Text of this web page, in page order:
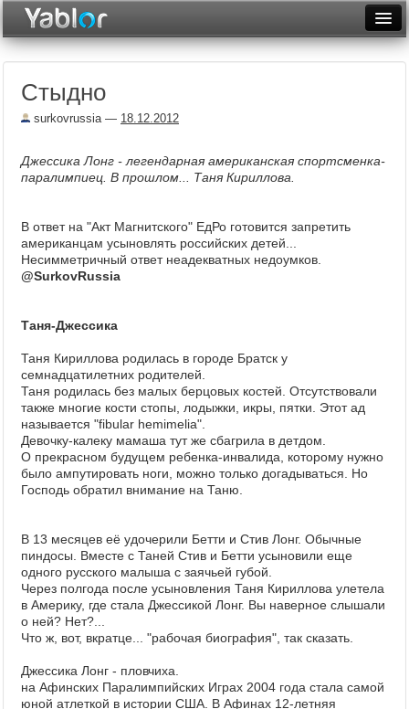
Рейтинги
Фототоп
Стыдно
surkovrussia— 18.12.2012
Джессика Лонг - легендарная американская спортсменка-
парaлимпиец. В прошлом... Таня Кириллова.
В ответ на "Акт Магнитского" ЕдРо готовится запретить
американцам усыновлять российских детей...
Несимметричный ответ неадекватных недоумков.
@SurkovRussia
Таня-Джессика
Таня Кириллова родилась в городе Братск у
семнадцатилетних родителей.
Таня родилась без малых берцовых костей. Отсутствовали
также многие кости стопы, лодыжки, икры, пятки. Этот ад
называется "fibular hemimelia".
Девочку-калеку мамаша тут же сбагрила в детдом.
О прекрасном будущем ребенка-инвалида, которому нужно
было ампутировать ноги, можно только догадываться. Но
Господь обратил внимание на Таню.
В 13 месяцев её удочерили Бетти и Стив Лонг. Обычные
пиндосы. Вместе с Таней Стив и Бетти усыновили еще
одного русского малыша с заячьей губой.
Через полгода после усыновления Таня Кириллова улетела
в Америку, где стала Джессикой Лонг. Вы наверное слышали
о ней? Нет?...
Что ж, вот, вкратце... "рабочая биография", так сказать.
Джессика Лонг - пловчиха.
на Афинских Паралимпийских Играх 2004 года стала самой
юной атлеткой в истории США. В Афинах 12-летняя